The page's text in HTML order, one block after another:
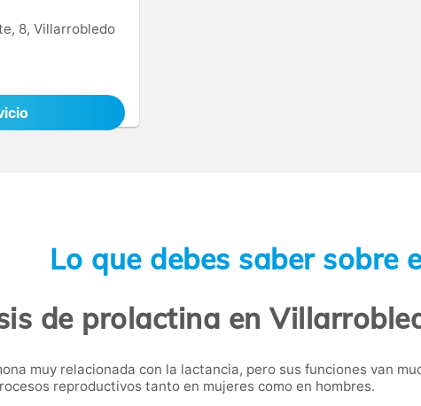
8, Villarrobledo
Lo que debes saber sobre
de prolactina en
muy relacionada con la lactancia, pero sus funciones van
reproductivos tanto en mujeres como en hombres.